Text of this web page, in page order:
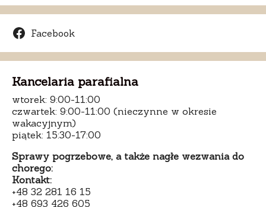
Facebook
Kancelaria parafialna
wtorek: 9:00-11:00
czwartek: 9:00-11:00 (nieczynne w okresie
wakacyjnym)
piątek: 15:30-17:00
Sprawy pogrzebowe, a także nagłe wezwania do
chorego:
Kontakt:
+48 32 281 16 15
+48 693 426 605